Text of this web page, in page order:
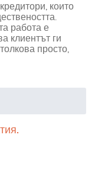
които
работа е
клиентът ги
просто,